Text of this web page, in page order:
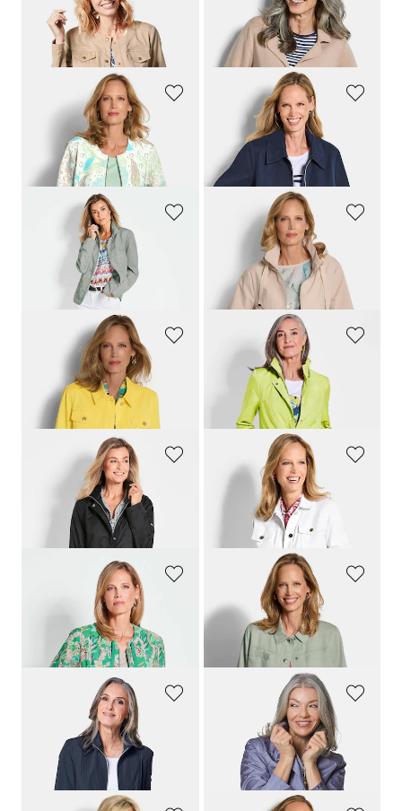
GOLDNER
Veste
169,00 CHF259,00 CHF
179,00 CHF
Veste en jersey à maille ottoman
139,00 CHF219,00 CHF
GOLDNER
Veste légère, style blouson
179,00 CHF 279,00 CHF
Veste mi-saison mode
179,00 CHF259,00 CHF
Coupe-vent avec capuche amovible
179,00 CHF299,00 CHF
Veste en jean cintrée
159,00 CHF
279,00 CHF
GOLDNER
159,00 CHF349,00 CHF
159,00 CHF 349,00 CHF
169,00 CHF239,00 CHF
Blouson avec imprimé floral intégral
179,00 CHF279,00 CHF
GOLDNER
139,00 CHF219,00 CHF
Veste mi-saison mode
179,00 CHF 259,00 CHF
+ 1
Veste légère avec reflets délicats
179,00 CHF279,00 CHF